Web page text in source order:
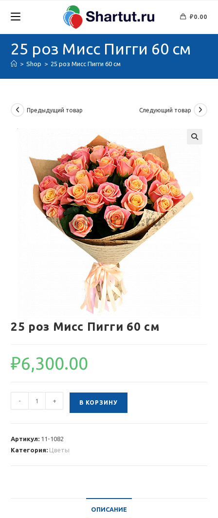
₽0.00
25 роз Мисс Пигги 60 см
> Shop > 25 роз Мисс Пигги 60 см
Предыдущий товар Следующий товар
25 роз Мисс Пигги 60 см
₽6,300.00
Количество
товара
- + В КОРЗИНУ
Артикул: 11-1082
Категория: Цветы
ОПИСАНИЕ